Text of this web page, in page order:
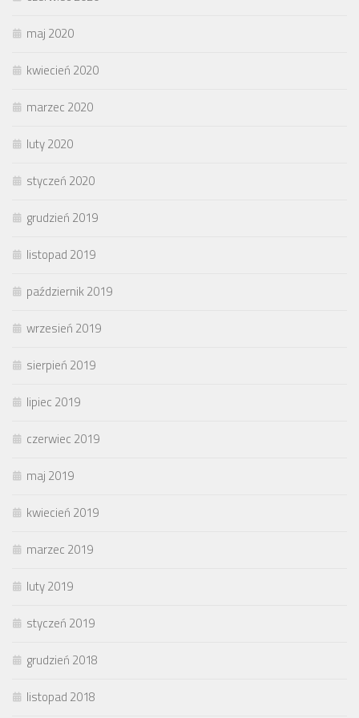
maj 2020
kwiecień 2020
marzec 2020
luty 2020
styczeń 2020
grudzień 2019
listopad 2019
październik 2019
wrzesień 2019
sierpień 2019
lipiec 2019
czerwiec 2019
maj 2019
kwiecień 2019
marzec 2019
luty 2019
styczeń 2019
grudzień 2018
listopad 2018